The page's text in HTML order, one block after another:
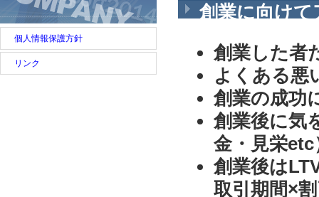
個人情報保護方針
リンク
創業に向け
創業した者
よくある悪
創業の成功
創業後に気
金・見栄etc
創業後は
取引期間×